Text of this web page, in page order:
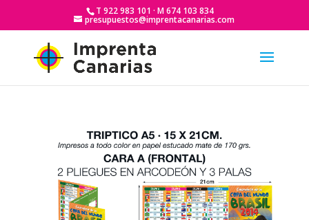
T 922 983 101 · M 674 103 834
presupuestos@imprentacanarias.com